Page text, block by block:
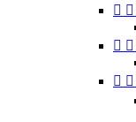
 
 
 